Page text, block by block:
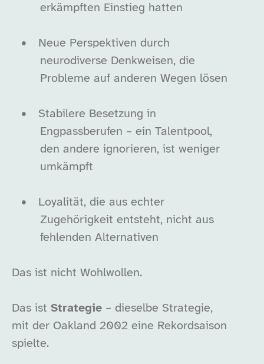
erkämpften Einstieg hatten
•
Neue Perspektiven durch
neurodiverse Denkweisen, die
Probleme auf anderen Wegen lösen
•
Stabilere Besetzung in
Engpassberufen – ein Talentpool,
den andere ignorieren, ist weniger
umkämpft
•
Loyalität, die aus echter
Zugehörigkeit entsteht, nicht aus
fehlenden Alternativen
Das ist nicht Wohlwollen.
Das ist Strategie – dieselbe Strategie,
mit der Oakland 2002 eine Rekordsaison
spielte.